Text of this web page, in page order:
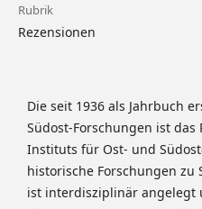
Rubrik
Rezensionen
Die seit 1936 als Jahrbuch
Südost-Forschungen ist
Instituts für Ost- und
historische Forschungen zu
ist interdisziplinär angelegt